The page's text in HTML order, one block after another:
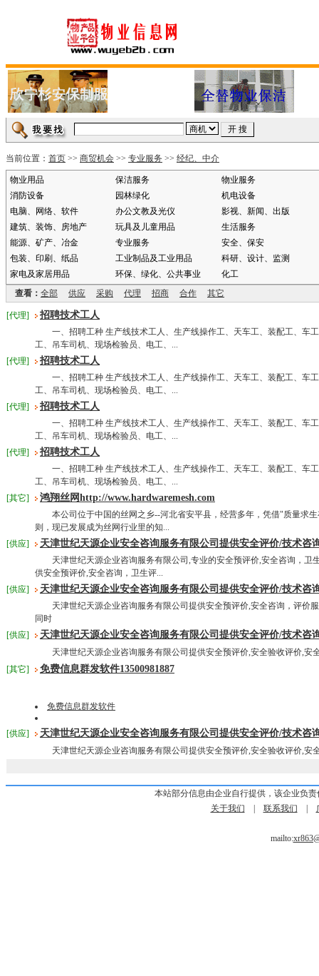
当前位置： 首页 >> 商贸机会 >> 专业服务 >> 经纪、中介
物业用品 保洁服务
物业服务
消防设备
园林绿化
机电设备
电脑、网络、软件
办公文教及光仪
影视、新闻、出版
建筑、装饰、房地产
玩具及儿童用品
生活服务
能源、矿产、冶金
专业服务
安全、保安
包装、印刷、纸品
工业制品及工业用品
科研、设计、监测
家电及家居用品
环保、绿化、公共事业
化工
查看： 全部 供应 采购 代理 招商 合作 其它
[代理] 招聘技术工人
一、招聘工种 生产线技术工人、生产线操作工、天车工、装配工、车
工、吊车司机、现场检验员、电工、...
[代理]
招聘技术工人
一、招聘工种 生产线技术工人、生产线操作工、天车工、装配工、车
工、吊车司机、现场检验员、电工、...
[代理]
招聘技术工人
一、招聘工种 生产线技术工人、生产线操作工、天车工、装配工、车
工、吊车司机、现场检验员、电工、...
[代理]
招聘技术工人
一、招聘工种 生产线技术工人、生产线操作工、天车工、装配工、车
工、吊车司机、现场检验员、电工、...
[其它]
鸿翔丝网http://www.hardwaremesh.com
本公司位于中国的丝网之乡--河北省安平县，经营多年，凭借"质量求生
则，现已发展成为丝网行业里的知...
[供应]
天津世纪天源企业安全咨询服务有限公司提供安全评价/技术咨
天津世纪天源企业咨询服务有限公司,专业的安全预评价,安全咨询，卫
供安全预评价,安全咨询，卫生评...
[供应]
天津世纪天源企业安全咨询服务有限公司提供安全评价/技术咨
天津世纪天源企业咨询服务有限公司提供安全预评价,安全咨询，评价
同时
[供应]
天津世纪天源企业安全咨询服务有限公司提供安全评价/技术咨
天津世纪天源企业咨询服务有限公司提供安全预评价,安全验收评价,安
[其它]
免费信息群发软件13500981887
免费信息群发软件
[供应] 天津世纪天源企业安全咨询服务有限公司提供安全评价/技术咨
天津世纪天源企业咨询服务有限公司提供安全预评价,安全验收评价,安
本站部分信息由企业自行提供，该企业负
关于我们
联系我们
mailto: